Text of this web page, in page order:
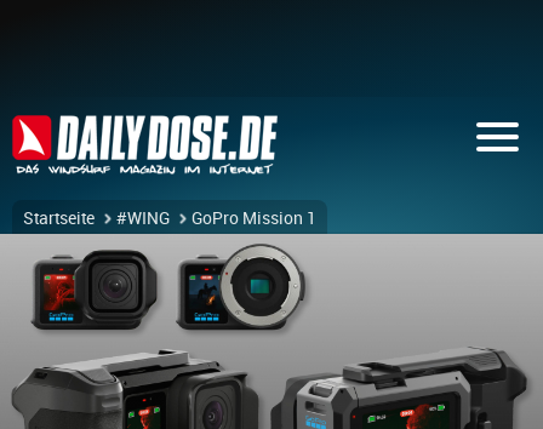
Startseite #WING GoPro Mission 1